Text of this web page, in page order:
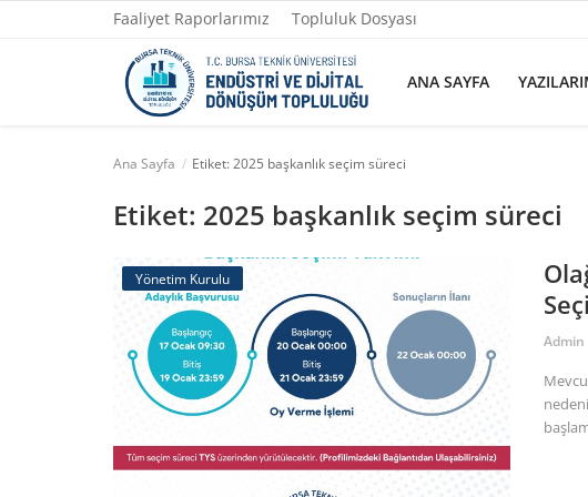
Faaliyet Raporlarımız Topluluk Dosyası
ANA SAYFA
Topluluk Dosyası
Ana Sayfa Etiket: 2025 başkanlık seçim süreci
Etiket: 2025 başkanlık seçim süreci
Yönetim Kurulu
Admin